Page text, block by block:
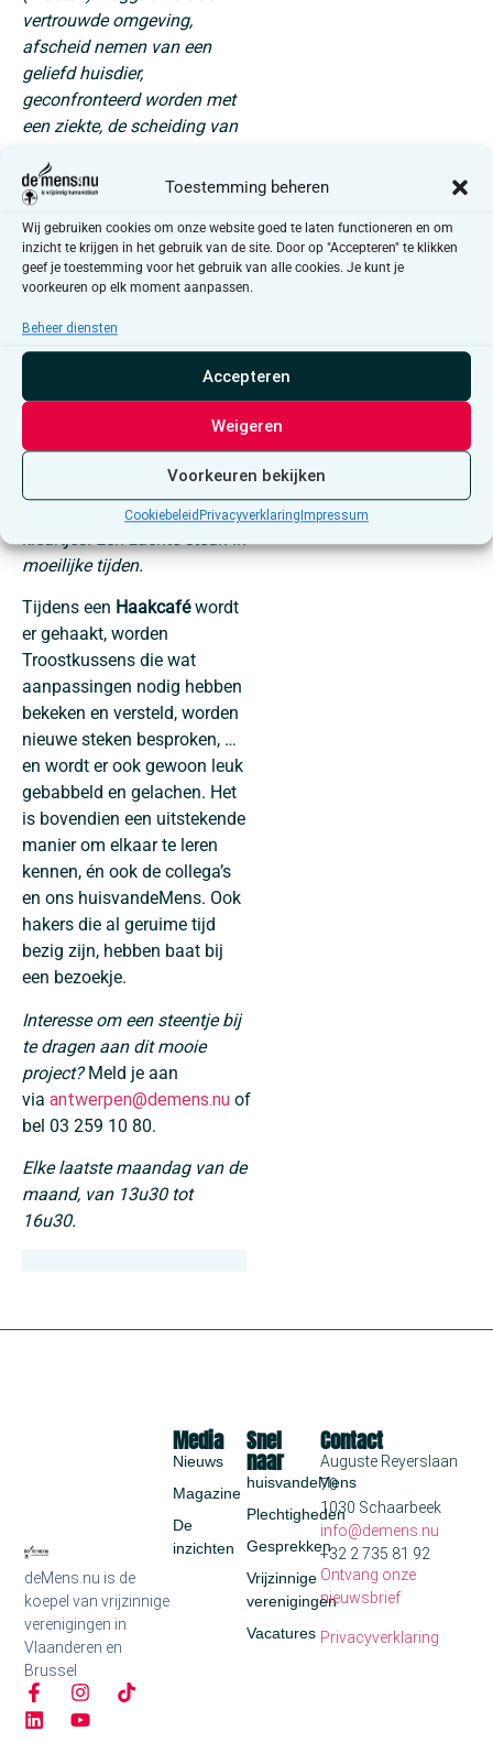
Toestemming beheren
Wij gebruiken cookies om onze website goed te laten functioneren en om
inzicht te krijgen in het gebruik van de site. Door op "Accepteren" te klikken
geef je toestemming voor het gebruik van alle cookies. Je kunt je
voorkeuren op elk moment aanpassen.
Beheer diensten
Accepteren
Weigeren
Voorkeuren bekijken
Cookiebeleid Privacyverklaring Impressum
vertrouwde omgeving,
afscheid nemen van een
geliefd huisdier,
geconfronteerd worden met
een ziekte, de scheiding van
impact op het leven en
welbevinden van jongeren,
en brengen rouw met zich
mee.
Wij willen deze jongeren
daarom een extra houvast
bieden. Letterlijk. Een
kussentje om vast te houden
en te knuffelen, om mee te
praten, in te knijpen, op te
liggen, of lekker mee in slaap
te vallen. Een lief kussentje,
met een gezichtje en zachte
moeilijke tijden.
Tijdens een Haakcaféwordt
er gehaakt, worden
Troostkussens die wat
aanpassingen nodig hebben
bekeken en versteld, worden
nieuwe steken besproken, …
en wordt er ook gewoon leuk
gebabbeld en gelachen. Het
is bovendien een uitstekende
manier om elkaar te leren
kennen, én ook de collega’s
en ons huisvandeMens. Ook
hakers die al geruime tijd
bezig zijn, hebben baat bij
een bezoekje.
Interesse om een steentje bij
te dragen aan dit mooie
project?Meld je aan
via antwerpen@demens.nu of
bel 03 259 10 80.
Elke laatste maandag van de
maand, van 13u30 tot
16u30.
deMens.nu is de
koepel van vrijzinnige
verenigingen in
Vlaanderen en
Brussel
Snel
naar
huisvandeMens
Plechtigheden
Gesprekken
Vrijzinnige
verenigingen
Vacatures
Media
Nieuws
Magazine
De
inzichten
Contact
Auguste Reyerslaan
70
1030 Schaarbeek
info@demens.nu
+32 2 735 81 92
Ontvang onze
nieuwsbrief
Privacyverklaring